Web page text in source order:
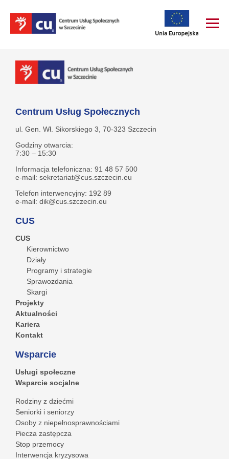
Centrum Usług Społecznych
ul. Gen. Wł. Sikorskiego 3, 70-323 Szczecin
Godziny otwarcia:
7:30 – 15:30
Informacja telefoniczna: 91 48 57 500
e-mail: sekretariat@cus.szczecin.eu
Telefon interwencyjny: 192 89
e-mail: dik@cus.szczecin.eu
CUS
CUS
Kierownictwo
Działy
Programy i strategie
Sprawozdania
Skargi
Projekty
Aktualności
Kariera
Kontakt
Wsparcie
Usługi społeczne
Wsparcie socjalne
Rodziny z dziećmi
Seniorki i seniorzy
Osoby z niepełnosprawnościami
Piecza zastępcza
Stop przemocy
Interwencja kryzysowa